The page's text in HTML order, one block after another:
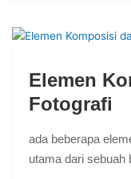
Elemen
Fotografi
ada beberapa
utama dari sebuah